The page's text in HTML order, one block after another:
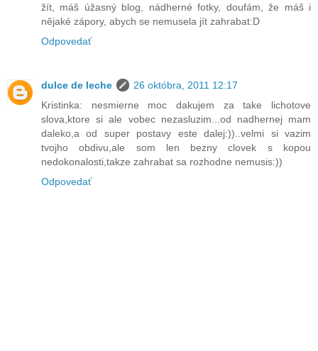
žít, máš úžasný blog, nádherné fotky, doufám, že máš i
nějaké zápory, abych se nemusela jít zahrabat:D
Odpovedať
dulce de leche
26 októbra, 2011 12:17
Kristinka: nesmierne moc dakujem za take lichotove
slova,ktore si ale vobec nezasluzim...od nadhernej mam
daleko,a od super postavy este dalej:))..velmi si vazim
tvojho obdivu,ale som len bezny clovek s kopou
nedokonalosti,takze zahrabat sa rozhodne nemusis:))
Odpovedať